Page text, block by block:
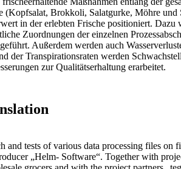
(Kopfsalat, Brokkoli, Salatgurke, Möhre
in der erlebten Frische positioniert. Dazu
Zuordnungen der einzelnen
Außerdem werden auch
der Transpirationsraten werden
zur Qualitätserhaltung erarbeitet.
and tests of various data processing files
„Helm- Software“. Together with